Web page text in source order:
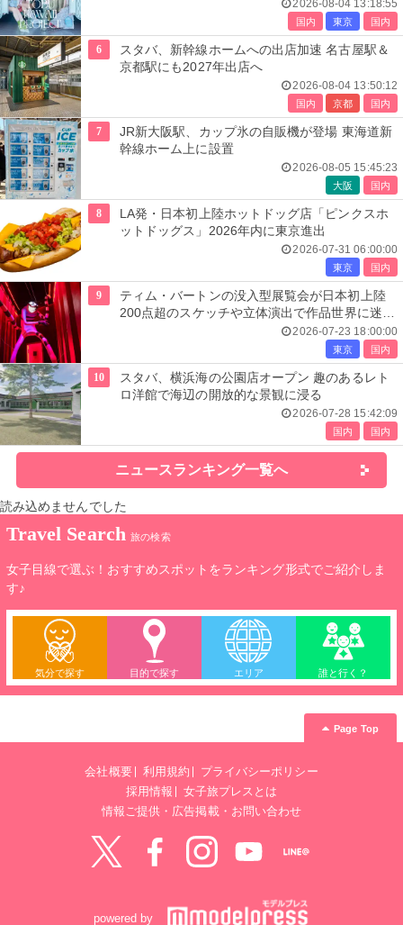
2026-08-04 13:18:55
国内 東京 国内
6
スタバ、新幹線ホームへの出店加速 名古屋駅＆
京都駅にも2027年出店へ
2026-08-04 13:50:12
国内 京都 国内
7
JR新大阪駅、カップ氷の自販機が登場 東海道新
幹線ホーム上に設置
2026-08-05 15:45:23
大阪 国内
8
LA発・日本初上陸ホットドッグ店「ピンクスホ
ットドッグス」2026年内に東京進出
2026-07-31 06:00:00
東京 国内
9
ティム・バートンの没入型展覧会が日本初上陸
200点超のスケッチや立体演出で作品世界に迷い
2026-07-23 18:00:00
東京 国内
10
スタバ、横浜海の公園店オープン 趣のあるレト
ロ洋館で海辺の開放的な景観に浸る
2026-07-28 15:42:09
国内 国内
ニュースランキング一覧へ
読み込めませんでした
Travel Search 旅の検索
女子目線で選ぶ！おすすめスポットをランキング形式でご紹介しま
す♪
気分で探す 目的で探す エリア 誰と行く？
Page Top
会社概要 利用規約
プライバシーポリシー
採用情報
女子旅プレスとは
情報ご提供・広告掲載・お問い合わせ
powered by